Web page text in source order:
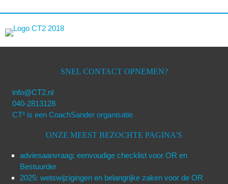
SNEL CONTACT OPNEMEN?
info@CT2.nl
040-2813128
CT² is een CoachSander organisatie
ONZE MEEST BEZOCHTE PAGINA'S
adviesaanvraag: eenvoudige checklist voor OR en
Bestuurder
2025: wetswijzigingen en belangrijke zaken voor de OR